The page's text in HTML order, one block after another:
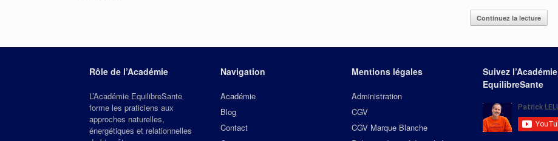
Continuez la lecture
Rôle de l’Académie
L’Académie EquilibreSante
forme les praticiens aux
approches naturelles,
énergétiques et relationnelles
Navigation
Académie
Blog
Contact
Mentions légales
Administration
CGV
CGV Marque Blanche
Suivez l’Académie
EquilibreSante